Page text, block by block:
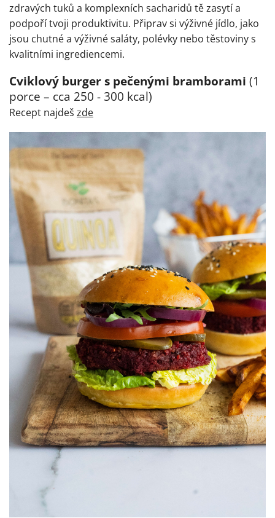
zdravých tuků a komplexních sacharidů tě zasytí a
podpoří tvoji produktivitu. Připrav si výživné jídlo, jako
jsou chutné a výživné saláty, polévky nebo těstoviny s
kvalitními ingrediencemi.
Cviklový burger s pečenými bramborami (1
porce – cca 250 - 300 kcal)
Recept najdeš zde